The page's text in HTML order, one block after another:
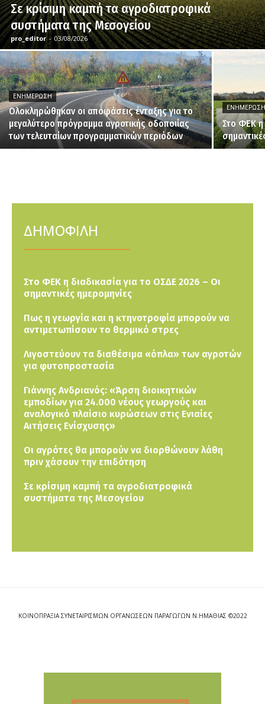
Σε κρίσιμη καμπή τα αγροδιατροφικά
συστήματα της Μεσογείου
pro_editor - 03/08/2026
ΕΝΗΜΈΡΩΣΗ
Ολοκληρώθηκαν οι αποφάσεις ένταξης για το
μεγαλύτερο πρόγραμμα αγροτικής οδοποιίας
των τελευταίων προγραμματικών περιόδων
Στο ΦΕΚ η
ΔΗΜΟΦΙΛΗ
Στο ΦΕΚ η διαδικασία για το ΟΣΔΕ 2026 – Οι
σημαντικές ημερομηνίες
Πως η γεωργία και η κτηνοτροφία μπορούν να
αντιμετωπίσουν το θερμικό στρες
Λιγοστεύουν τα διαθέσιμα «όπλα» των αγροτών
για φυτοπροστασία
Γιάννης Ανδριανός: «Άρση διοικητικών
εμποδίων για 24.000 νέους γεωργούς και
αναλογικό πλαίσιο κυρώσεων στις Ενιαίες
Αιτήσεις Ενίσχυσης»
Οι αγρότες θα μπορούν να διορθώνουν λάθη
πριν χάσουν την επιδότηση
Σε κρίσιμη καμπή τα αγροδιατροφικά
συστήματα της Μεσογείου
ΚΟΙΝΟΠΡΑΞΙΑ ΣΥΝΕΤΑΙΡΙΣΜΩΝ ΟΡΓΑΝΩΣΕΩΝ ΠΑΡΑΓΩΓΩΝ Ν.ΗΜΑΘΙΑΣ ©2022